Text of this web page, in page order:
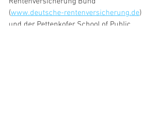
(www.deutsche-rentenversicherung.de)
und der Pettenkofer School of Public